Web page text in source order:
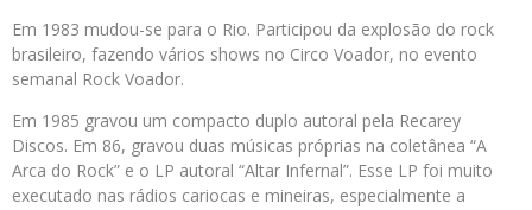
Em 1983 mudou-se para o Rio. Participou da explosão do rock
brasileiro, fazendo vários shows no Circo Voador, no evento
semanal Rock Voador.
Em 1985 gravou um compacto duplo autoral pela Recarey
Discos. Em 86, gravou duas músicas próprias na coletânea “A
Arca do Rock” e o LP autoral “Altar Infernal”. Esse LP foi muito
executado nas rádios cariocas e mineiras, especialmente a